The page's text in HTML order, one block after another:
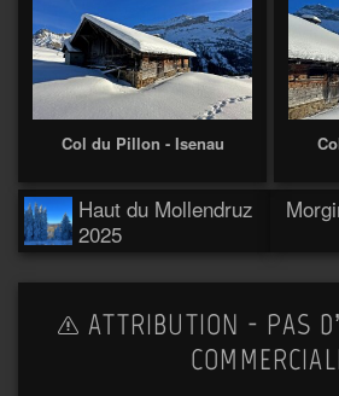
Col du Pillon - Isenau
Haut du Mollendruz
2025
ATTRIBUTION - PAS